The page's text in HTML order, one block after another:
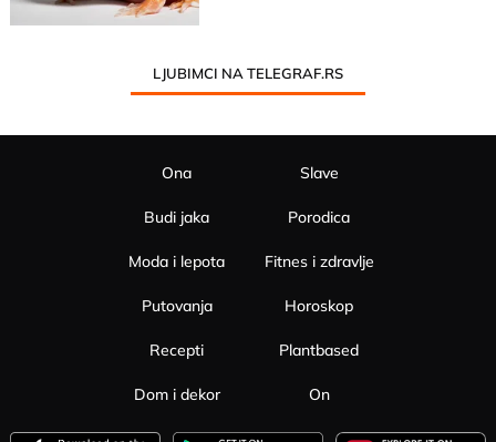
LJUBIMCI NA TELEGRAF.RS
Ona
Budi jaka
Moda i lepota
Slave
Porodica
Fitnes i zdravlje
Putovanja
Recepti
Dom i dekor
Horoskop
Plantbased
On